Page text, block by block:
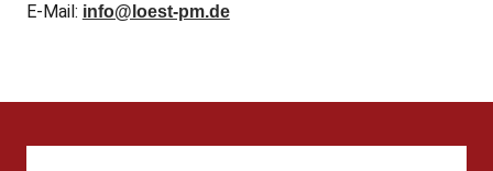
E-Mail: info@loest-pm.de